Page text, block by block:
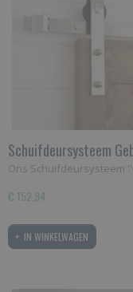
Schuifdeursysteem
Ons Schuifdeursysteem
€ 152,94
IN WINKELWAGEN